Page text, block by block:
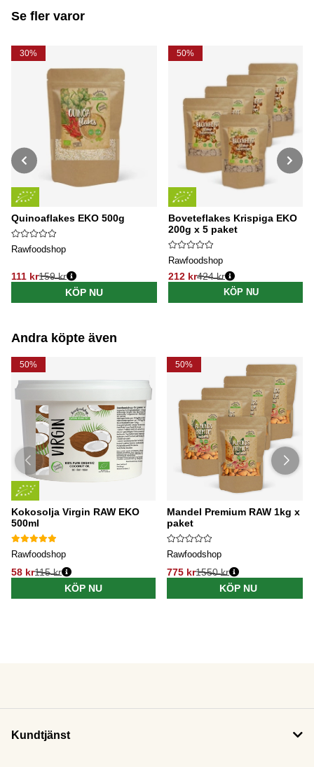
Se fler varor
30%
Quinoaflakes EKO 500g
Rawfoodshop
111 kr
Ordinarie pris:
159 kr
KÖP NU
50%
Boveteflakes Krispiga EKO
200g x 5 paket
Rawfoodshop
212 kr
Ordinarie pris:
424 kr
KÖP NU
Andra köpte även
50%
Kokosolja Virgin RAW EKO
500ml
Rawfoodshop
58 kr115 kr
KÖP NU
50%
Mandel Premium RAW 1kg x 5
paket
Rawfoodshop
775 kr1550 kr
KÖP NU
Kundtjänst